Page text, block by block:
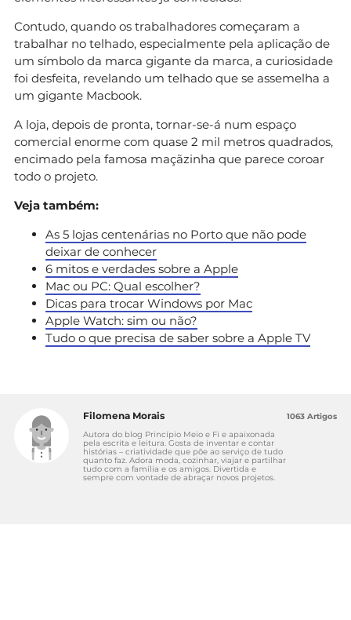
Contudo, quando os trabalhadores começaram a
trabalhar no telhado, especialmente pela aplicação de
um símbolo da marca gigante da marca, a curiosidade
foi desfeita, revelando um telhado que se assemelha a
um gigante Macbook.
A loja, depois de pronta, tornar-se-á num espaço
comercial enorme com quase 2 mil metros quadrados,
encimado pela famosa maçãzinha que parece coroar
todo o projeto.
Veja também:
As 5 lojas centenárias no Porto que não pode
deixar de conhecer
6 mitos e verdades sobre a Apple
Mac ou PC: Qual escolher?
Dicas para trocar Windows por Mac
Apple Watch: sim ou não?
Tudo o que precisa de saber sobre a Apple TV
Filomena Morais
Autora do blog Princípio Meio e Fi e apaixonada
pela escrita e leitura. Gosta de inventar e contar
histórias – criatividade que põe ao serviço de tudo
quanto faz. Adora moda, cozinhar, viajar e partilhar
tudo com a família e os amigos. Divertida e
sempre com vontade de abraçar novos projetos.
1063 Artigos